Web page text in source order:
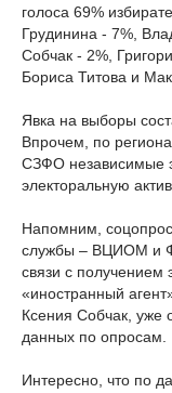
голоса 69%
Грудинина - 7%,
Собчак - 2%,
Бориса Титова и
Явка на выборы
Впрочем, по
СЗФО независимые
электоральную
Напомним,
службы – ВЦИОМ и
связи с получением
«иностранный
Ксения Собчак, уже
данных по опросам.
Интересно, что по